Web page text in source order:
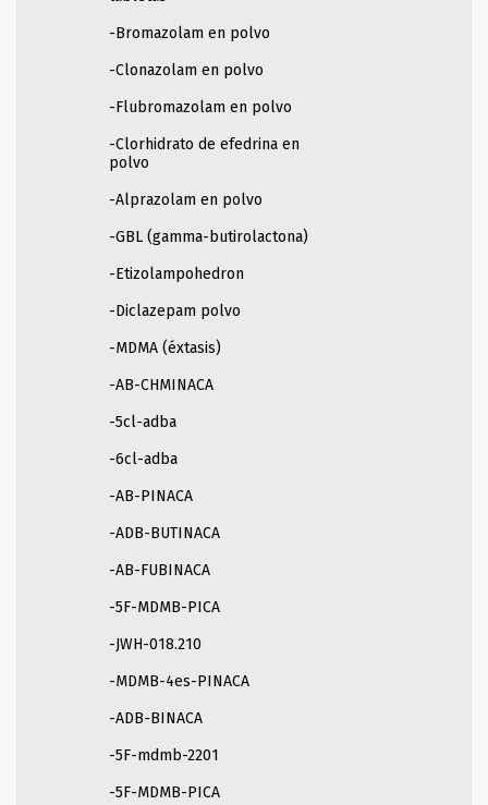
-Bromazolam en polvo
-Clonazolam en polvo
-Flubromazolam en polvo
-Clorhidrato de efedrina en
polvo
-Alprazolam en polvo
-GBL (gamma-butirolactona)
-Etizolampohedron
-Diclazepam polvo
-MDMA (éxtasis)
-AB-CHMINACA
-5cl-adba
-6cl-adba
-AB-PINACA
-ADB-BUTINACA
-AB-FUBINACA
-5F-MDMB-PICA
-JWH-018.210
-MDMB-4es-PINACA
-ADB-BINACA
-5F-mdmb-2201
-5F-MDMB-PICA